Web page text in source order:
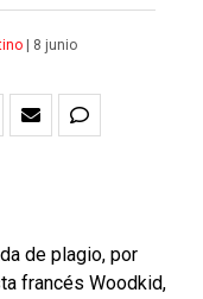
8 junio
de plagio, por
francés Woodkid,